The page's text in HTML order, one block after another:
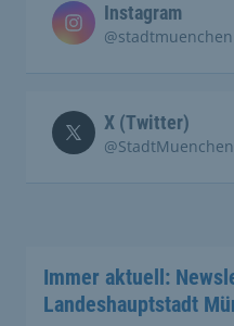
Instagram
@stadtmuenchen
X (Twitter)
@StadtMuenchen
Immer aktuell:
Landeshauptstadt